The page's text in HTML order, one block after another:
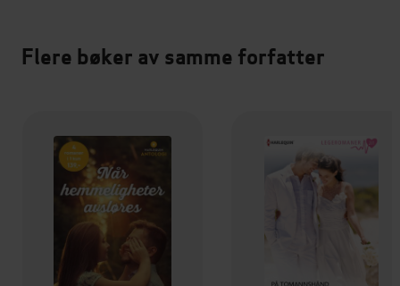
Flere bøker av samme forfatter